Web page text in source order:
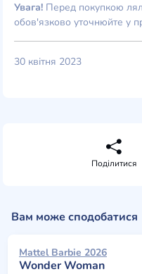
Увага! Перед покупкою
обов'язково уточнюйте у
30 квітня 2023
Поділитися
Вам може сподобатися
Mattel Barbie 2026
Wonder Woman